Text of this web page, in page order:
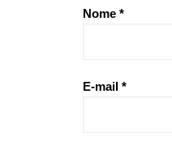
Nome *
E-mail *